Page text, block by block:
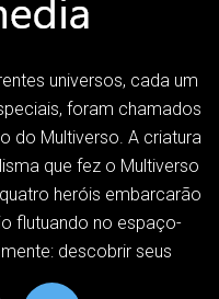
universos, cada um
foram chamados
do Multiverso. A criatura
que fez o Multiverso
heróis embarcarão
flutuando no espaço-
descobrir seus